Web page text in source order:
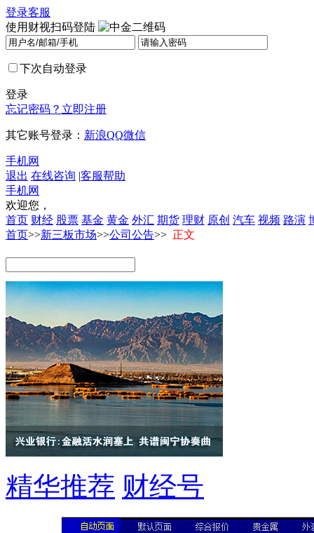
登录客服
使用财视扫码登陆
下次自动登录
登录
忘记密码？ 立即注册
其它账号登录： 新浪QQ微信
手机网
退出 在线咨询 |客服帮助
手机网
欢迎您，
首页 财经 股票 基金 黄金 外汇 期货 理财 原创 汽车 视频 路演
首页>>新三板市场>>公司公告>> 正文
精华推荐 财经号